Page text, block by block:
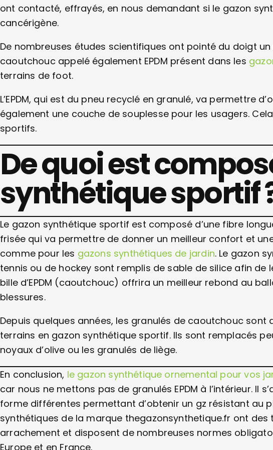
ont contacté, effrayés, en nous demandant si le gazon
cancérigène.
De nombreuses études scientifiques ont pointé du doigt
caoutchouc appelé également EPDM présent dans les
terrains de foot.
L’EPDM, qui est du pneu recyclé en granulé, va permettre
également une couche de souplesse pour les usagers.
sportifs.
De quoi est
synthétique sportif
Le gazon synthétique sportif est composé d’une fibre
frisée qui va permettre de donner un meilleur confort et
comme pour les gazons synthétiques de jardin. Le gazon
tennis ou de hockey sont remplis de sable de silice afin
bille d’EPDM (caoutchouc) offrira un meilleur rebond au
blessures.
Depuis quelques années, les granulés de caoutchouc sont
terrains en gazon synthétique sportif. Ils sont remplacés
noyaux d’olive ou les granulés de liège.
En conclusion, le gazon synthétique ornemental pour vos
car nous ne mettons pas de granulés EPDM à l’intérieur. Il
forme différentes permettant d’obtenir un gz résistant au
synthétiques de la marque thegazonsynthetique.fr ont
arrachement et disposent de nombreuses normes
Europe et en France.